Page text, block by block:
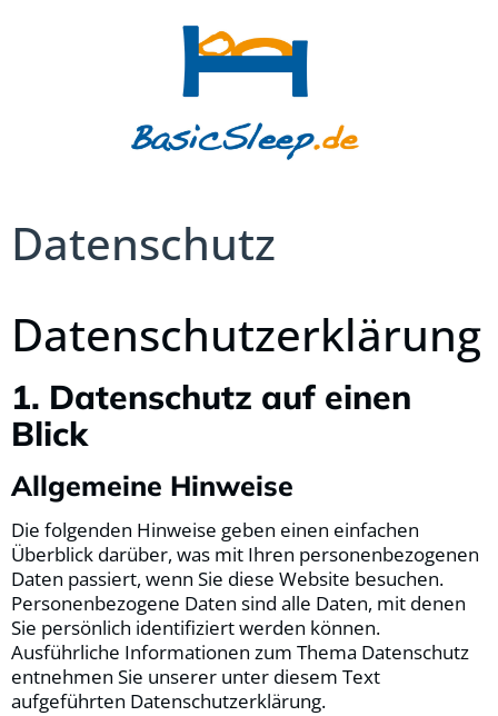
Datenschutz
Datenschutz­erklärung
1. Datenschutz auf einen
Blick
Allgemeine Hinweise
Die folgenden Hinweise geben einen einfachen
Überblick darüber, was mit Ihren personenbezogenen
Daten passiert, wenn Sie diese Website besuchen.
Personenbezogene Daten sind alle Daten, mit denen
Sie persönlich identifiziert werden können.
Ausführliche Informationen zum Thema Datenschutz
entnehmen Sie unserer unter diesem Text
aufgeführten Datenschutzerklärung.